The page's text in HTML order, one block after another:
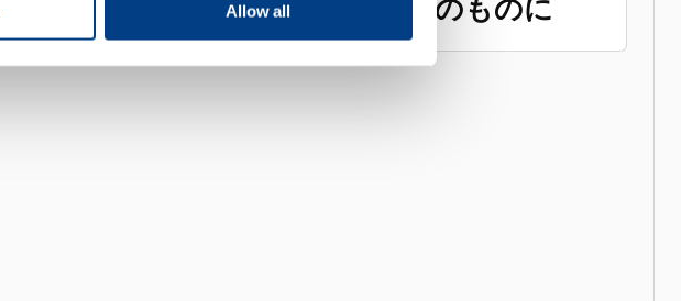
Allow all
ンセプトから現実のものに